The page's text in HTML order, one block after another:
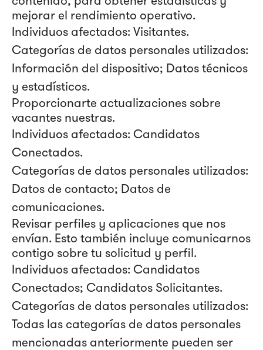
mejorar el rendimiento operativo.
Individuos afectados: Visitantes.
Categorías de datos personales utilizados:
Información del dispositivo; Datos técnicos
y estadísticos.
Proporcionarte actualizaciones sobre
vacantes nuestras.
Individuos afectados: Candidatos
Conectados.
Categorías de datos personales utilizados:
Datos de contacto; Datos de
comunicaciones.
Revisar perfiles y aplicaciones que nos
envían. Esto también incluye comunicarnos
contigo sobre tu solicitud y perfil.
Individuos afectados: Candidatos
Conectados; Candidatos Solicitantes.
Categorías de datos personales utilizados:
Todas las categorías de datos personales
mencionadas anteriormente pueden ser